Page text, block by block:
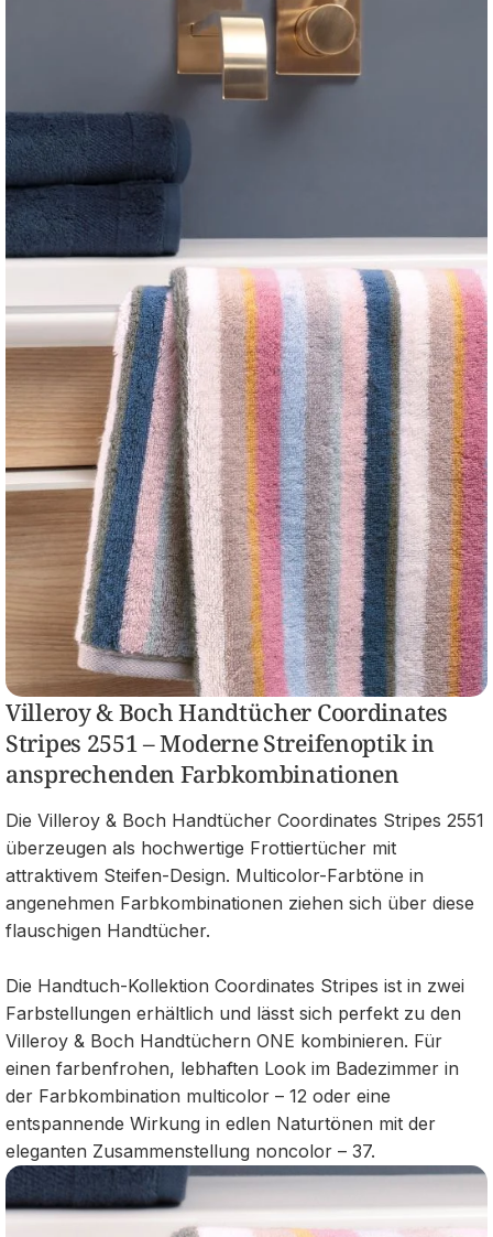
Villeroy & Boch Handtücher Coordinates
Stripes 2551 – Moderne Streifenoptik in
ansprechenden Farbkombinationen
Die Villeroy & Boch Handtücher Coordinates Stripes 2551
überzeugen als hochwertige Frottiertücher mit
attraktivem Steifen-Design. Multicolor-Farbtöne in
angenehmen Farbkombinationen ziehen sich über diese
flauschigen Handtücher.
Die Handtuch-Kollektion Coordinates Stripes ist in zwei
Farbstellungen erhältlich und lässt sich perfekt zu den
Villeroy & Boch Handtüchern ONE kombinieren. Für
einen farbenfrohen, lebhaften Look im Badezimmer in
der Farbkombination multicolor – 12 oder eine
entspannende Wirkung in edlen Naturtönen mit der
eleganten Zusammenstellung noncolor – 37.